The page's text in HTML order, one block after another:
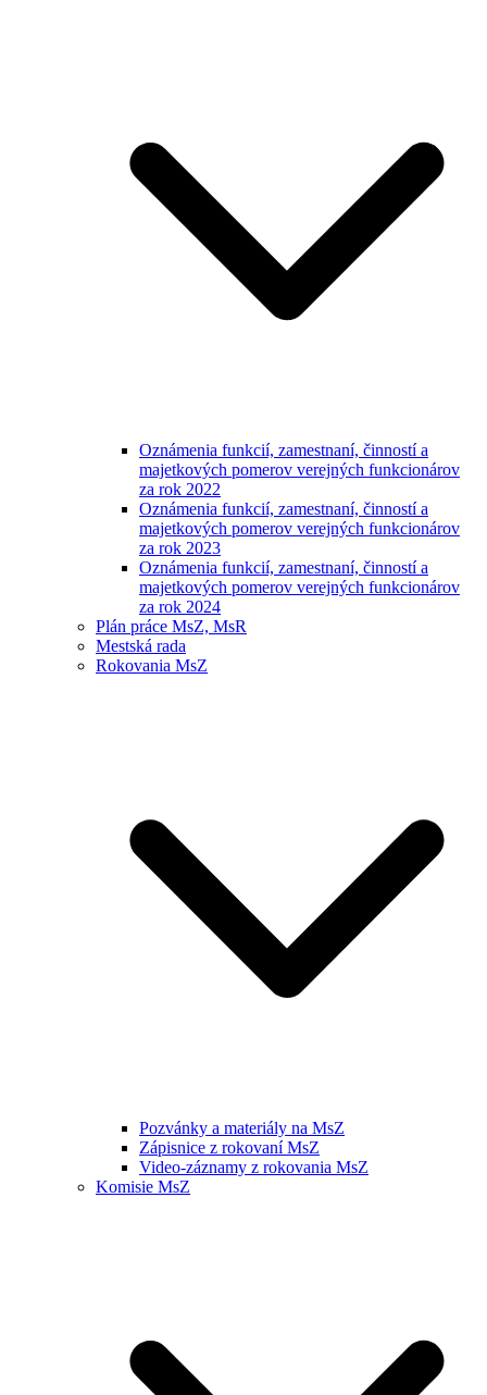
Oznámenia funkcií, zamestnaní, činností a
majetkových pomerov verejných funkcionárov
za rok 2022
Oznámenia funkcií, zamestnaní, činností a
majetkových pomerov verejných funkcionárov
za rok 2023
Oznámenia funkcií, zamestnaní, činností a
majetkových pomerov verejných funkcionárov
za rok 2024
Plán práce MsZ, MsR
Mestská rada
Rokovania MsZ
Pozvánky a materiály na MsZ
Zápisnice z rokovaní MsZ
Video-záznamy z rokovania MsZ
Komisie MsZ